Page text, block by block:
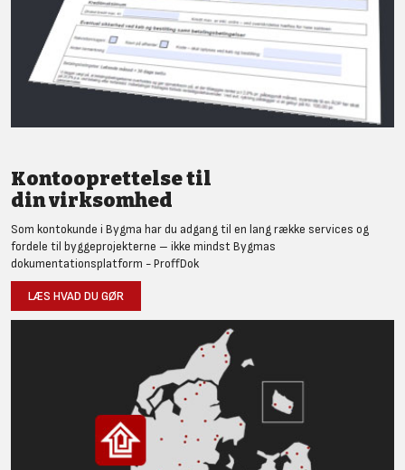
Kontooprettelse til
din virksomhed
Som kontokunde i Bygma har du adgang til en lang række services og
fordele til byggeprojekterne – ikke mindst Bygmas
dokumentationsplatform - ProffDok
LÆS HVAD DU GØR